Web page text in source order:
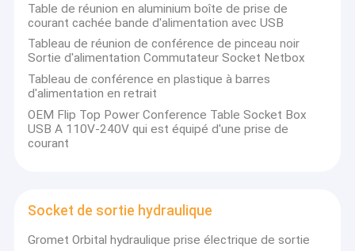
Une prise de bureau pop-up
Socket d'extension en retrait
Sockets de prise de tour
Table de réunion en aluminium boîte de prise de
courant cachée bande d'alimentation avec USB
Tableau de réunion de conférence de pinceau noir
Sortie d'alimentation Commutateur Socket Netbox
Tableau de conférence en plastique à barres
d'alimentation en retrait
OEM Flip Top Power Conference Table Socket Box
USB A 110V-240V qui est équipé d'une prise de
courant
Socket de sortie hydraulique
Gromet Orbital hydraulique prise électrique de sortie
câble,prise d'ascenseur de bureau cachée, élévateur de
moniteur LCD ultra-mince, élévateur de moniteur LCD
conventionnel, moniteur pliable, élévateur de carte électronique
de table de conférence, etc.
Nos produits ont été vendus dans de nombreux pays tels que
les États-Unis, le Brésil, l'Arabie saoudite, l'Inde, Dubaï, le
Royaume-Uni, les Pays-Bas et ont obtenu une très bonne
réputation de nos clients du monde entier.Tous les produits ont
été brevetés et accrédités par les autorités nationales.
avant tout " XinHuaiSen fera de son mieux et continuera à
fournir les produits les plus appropriés et le service le plus
satisfaisant à tous les clients.